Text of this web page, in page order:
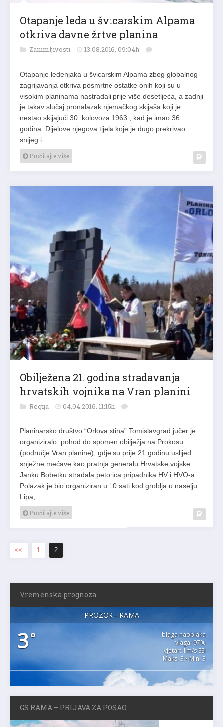
Otapanje leda u švicarskim Alpama
otkriva davne žrtve planina
Zanimljivosti 13.08.2016. 09:04h
Otapanje ledenjaka u švicarskim Alpama zbog globalnog
zagrijavanja otkriva posmrtne ostatke onih koji su u
visokim planinama nastradali prije više desetljeća, a zadnji
je takav slučaj pronalazak njemačkog skijaša koji je
nestao skijajući 30. kolovoza 1963., kad je imao 36
godina. Dijelove njegova tijela koje je dugo prekrivao
snijeg i…
Pročitajte više
Obilježena 21. godina stradavanja
hrvatskih vojnika na Vran planini
Regija 04.04.2016. 11:15h
Planinarsko društvo “Orlova stina” Tomislavgrad jučer je
organiziralo pohod do spomen obilježja na Prokosu
(područje Vran planine), gdje su prije 21 godinu uslijed
snježne mećave kao pratnja generalu Hrvatske vojske
Janku Bobetku stradala petorica pripadnika HV i HVO-a.
Polazak je bio organiziran u 10 sati kod groblja u naselju
Lipa,…
Pročitajte više
<< 1 2
Vremenska prognoza
PROZOR - RAMA
3°
blaga naoblaka
vlaga: 97%
vjetar: 1m/s SSI
Maks. 3 • Min. 3
GS RAMA – PRIJAVA ZA POSAO